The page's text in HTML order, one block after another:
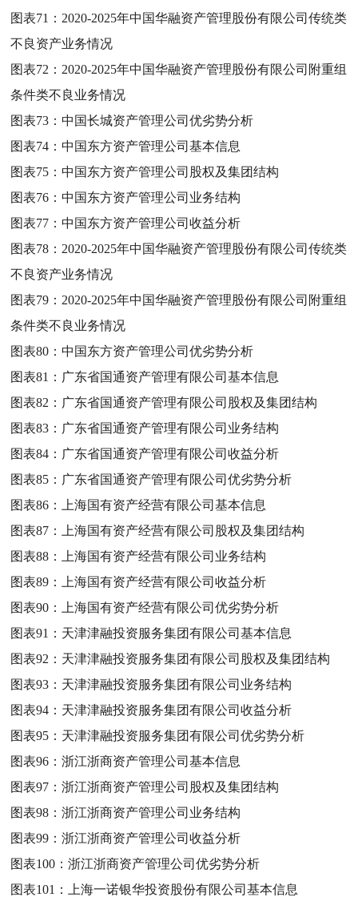
图表71： 2020-2025年中国华融资产管理股份有限公司传统类
不良资产业务情况
图表72： 2020-2025年中国华融资产管理股份有限公司附重组
条件类不良业务情况
图表73：中国长城资产管理公司优劣势分析
图表74：中国东方资产管理公司基本信息
图表75：中国东方资产管理公司股权及集团结构
图表76：中国东方资产管理公司业务结构
图表77：中国东方资产管理公司收益分析
图表78： 2020-2025年中国华融资产管理股份有限公司传统类
不良资产业务情况
图表79： 2020-2025年中国华融资产管理股份有限公司附重组
条件类不良业务情况
图表80：中国东方资产管理公司优劣势分析
图表81： 广东省国通资产管理有限公司基本信息
图表82： 广东省国通资产管理有限公司股权及集团结构
图表83： 广东省国通资产管理有限公司业务结构
图表84： 广东省国通资产管理有限公司收益分析
图表85： 广东省国通资产管理有限公司优劣势分析
图表86：
上海国有资产经营有限公司基本信息
图表87：
上海国有资产经营有限公司股权及集团结构
图表88：
上海国有资产经营有限公司业务结构
图表89：
上海国有资产经营有限公司收益分析
图表90：
上海国有资产经营有限公司优劣势分析
图表91： 天津津融投资服务集团有限公司基本信息
图表92： 天津津融投资服务集团有限公司股权及集团结构
图表93： 天津津融投资服务集团有限公司业务结构
图表94： 天津津融投资服务集团有限公司收益分析
图表95： 天津津融投资服务集团有限公司优劣势分析
图表96：浙江浙商资产管理公司基本信息
图表97：浙江浙商资产管理公司股权及集团结构
图表98：浙江浙商资产管理公司业务结构
图表99：浙江浙商资产管理公司收益分析
图表100：浙江浙商资产管理公司优劣势分析
图表101：
上海一诺银华投资股份有限公司基本信息